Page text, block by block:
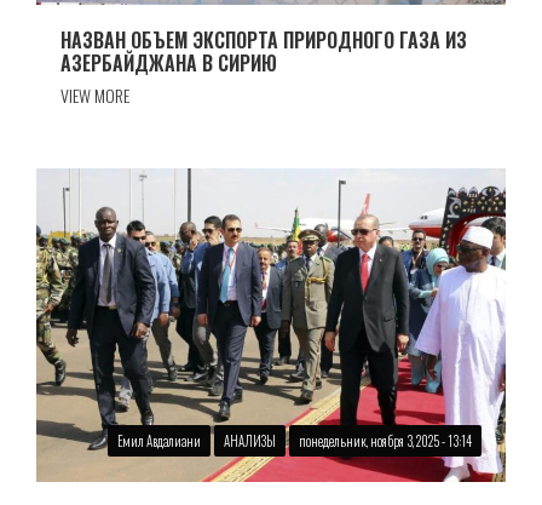
НАЗВАН ОБЪЕМ ЭКСПОРТА ПРИРОДНОГО ГАЗА ИЗ
АЗЕРБАЙДЖАНА В СИРИЮ
VIEW MORE
Емил Авдалиани АНАЛИЗЫ понедельник, ноября 3, 2025 - 13:14